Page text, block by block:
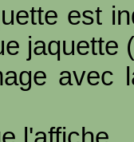
est
jaquette (
avec